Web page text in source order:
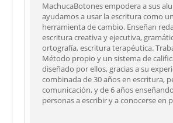
MachucaBotones empodera a sus
ayudamos a usar la escritura como
herramienta de cambio. Enseñan
escritura creativa y ejecutiva,
ortografía, escritura terapéutica.
Método propio y un sistema de
diseñado por ellos, gracias a su
combinada de 30 años en escritura,
comunicación, y de 6 años
personas a escribir y a conocerse en